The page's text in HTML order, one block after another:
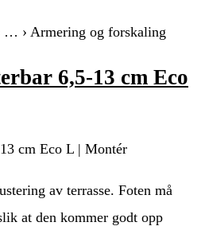
… › Armering og forskaling
6,5-13 cm Eco
cm Eco L | Montér
av terrasse. Foten må
at den kommer godt opp